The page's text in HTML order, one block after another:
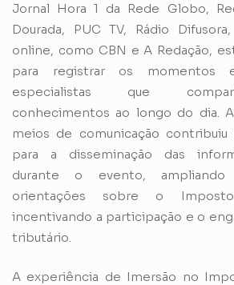
Jornal Hora 1 da Rede Globo,
Dourada, PUC TV, Rádio
online, como CBN e A Redação,
para registrar os momentos
especialistas que
conhecimentos ao longo do dia.
meios de comunicação contribuiu
para a disseminação das
durante o evento,
orientações sobre o
incentivando a participação e o
tributário.
A experiência de Imersão no